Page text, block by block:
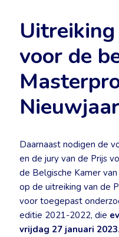
voor de
Daarnaast nodigen de
en de jury van de Prijs
de Belgische Kamer
op de uitreiking van de
voor toegepast
editie 2021-2022, die
vrijdag 27 januari 2023.